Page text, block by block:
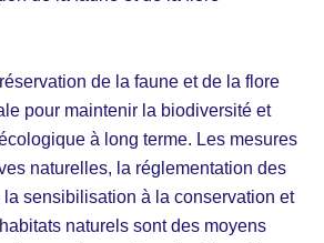
de la faune et de la flore
pour maintenir la biodiversité et
à long terme. Les mesures
naturelles, la réglementation des
sensibilisation à la conservation et
naturels sont des moyens